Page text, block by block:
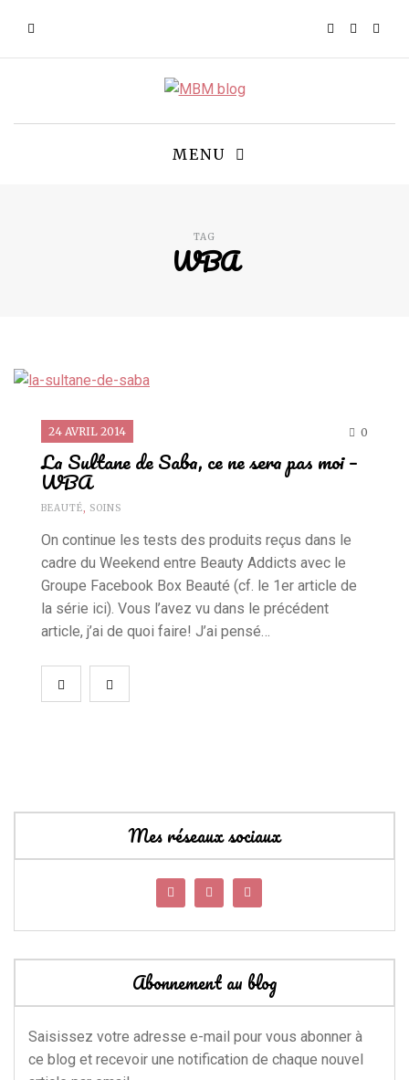
MENU
TAG
WBA
24 AVRIL 2014 0
La Sultane de Saba, ce ne sera pas moi –
WBA
BEAUTÉ SOINS
On continue les tests des produits reçus dans le
cadre du Weekend entre Beauty Addicts avec le
Groupe Facebook Box Beauté (cf. le 1er article de
la série ici). Vous l’avez vu dans le précédent
article, j’ai de quoi faire! J’ai pensé…
Mes réseaux sociaux
Abonnement au blog
Saisissez votre adresse e-mail pour vous abonner à
ce blog et recevoir une notification de chaque nouvel